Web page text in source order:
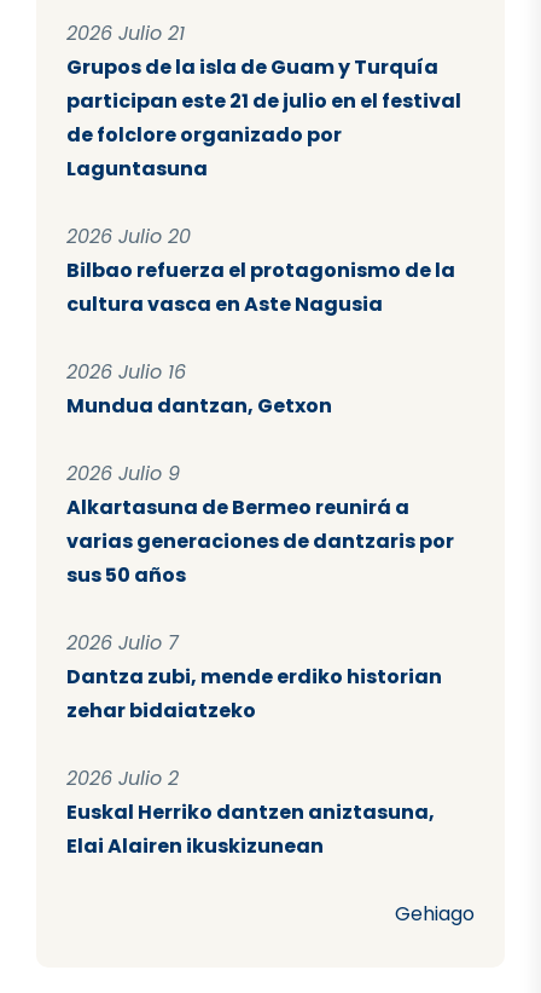
2026 Julio 21
Grupos de la isla de Guam y Turquía
participan este 21 de julio en el festival
de folclore organizado por
Laguntasuna
2026 Julio 20
Bilbao refuerza el protagonismo de la
cultura vasca en Aste Nagusia
2026 Julio 16
Mundua dantzan, Getxon
2026 Julio 9
Alkartasuna de Bermeo reunirá a
varias generaciones de dantzaris por
sus 50 años
2026 Julio 7
Dantza zubi, mende erdiko historian
zehar bidaiatzeko
2026 Julio 2
Euskal Herriko dantzen aniztasuna,
Elai Alairen ikuskizunean
Gehiago